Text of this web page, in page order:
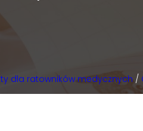
dla ratowników medycznych /